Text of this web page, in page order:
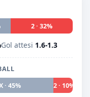
2 · 32%
Gol attesi 1.6-1.3
· 45% 2 · 10%